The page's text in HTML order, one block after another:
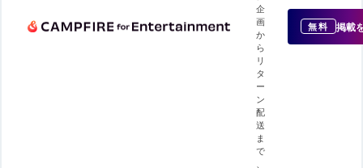
企
画
か
ら
リ
タ
ー
ン
配
送
ま
で
無料 掲載